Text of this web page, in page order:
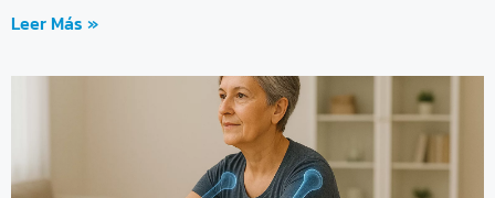
Leer Más »